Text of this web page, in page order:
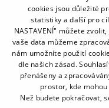
Zásady
cookies jsou důležité
statistiky a další pro
NASTAVENÍ" můžete
vaše data můžeme
nám umožníte použití
dle našich zásad.
přenášeny a
prostor, kde
Než budete pokračovat,